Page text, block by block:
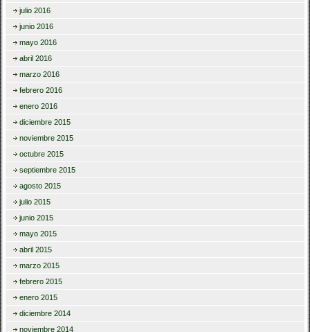
julio 2016
junio 2016
mayo 2016
abril 2016
marzo 2016
febrero 2016
enero 2016
diciembre 2015
noviembre 2015
octubre 2015
septiembre 2015
agosto 2015
julio 2015
junio 2015
mayo 2015
abril 2015
marzo 2015
febrero 2015
enero 2015
diciembre 2014
noviembre 2014